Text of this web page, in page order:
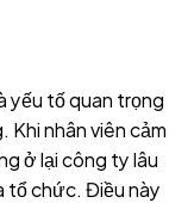
yếu tố quan trọng
Khi nhân viên cảm
ở lại công ty lâu
tổ chức. Điều này